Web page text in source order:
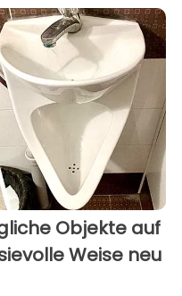
Objekte auf
Weise neu